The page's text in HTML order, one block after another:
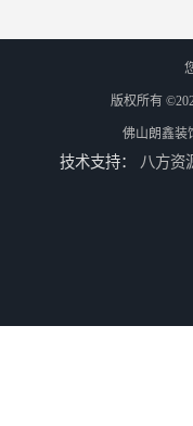
版权所有
佛山朗鑫装
技术支持： 八方资